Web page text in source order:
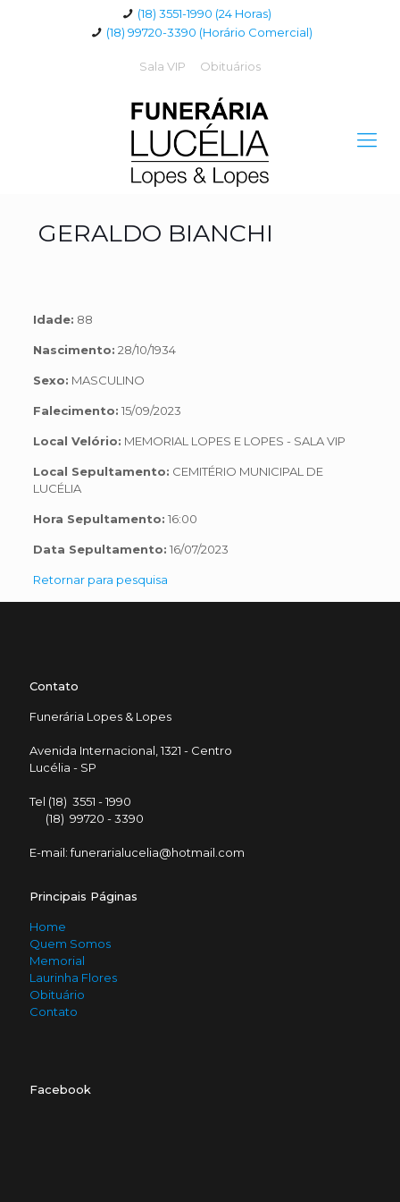
(18) 3551-1990 (24 Horas)
(18) 99720-3390 (Horário Comercial)
Sala VIP Obituários
GERALDO BIANCHI
Idade: 88
Nascimento: 28/10/1934
Sexo: MASCULINO
Falecimento: 15/09/2023
Local Velório: MEMORIAL LOPES E LOPES - SALA VIP
Local Sepultamento: CEMITÉRIO MUNICIPAL DE
LUCÉLIA
Hora Sepultamento: 16:00
Data Sepultamento: 16/07/2023
Retornar para pesquisa
Contato
Funerária Lopes & Lopes
Avenida Internacional, 1321 - Centro
Lucélia - SP
Tel (18) 3551 - 1990
(18) 99720 - 3390
E-mail: funerarialucelia@hotmail.com
Principais Páginas
Home
Quem Somos
Memorial
Laurinha Flores
Obituário
Contato
Facebook